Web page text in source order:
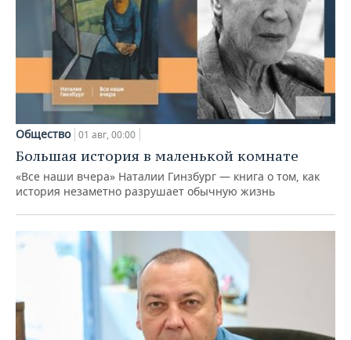
Общество 01 авг, 00:00
Большая история в маленькой комнате
«Все наши вчера» Наталии Гинзбург — книга о том, как
история незаметно разрушает обычную жизнь